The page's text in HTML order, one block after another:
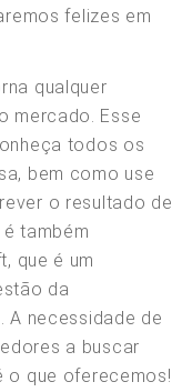
felizes em
qualquer
mercado. Esse
todos os
bem como use
o resultado de
também
que é um
da
A necessidade de
a buscar
o que oferecemos!